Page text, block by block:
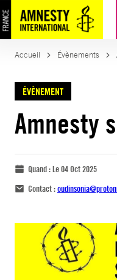
Accueil Évènements
ÉVÈNEMENT
Amnesty
Quand :Le 04 Oct 2025
Contact :